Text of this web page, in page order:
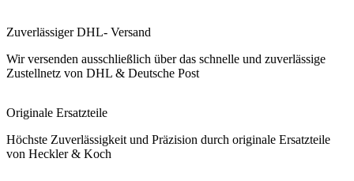
Zuverlässiger DHL- Versand
Wir versenden ausschließlich über das schnelle und zuverlässige
Zustellnetz von DHL & Deutsche Post
Originale Ersatzteile
Höchste Zuverlässigkeit und Präzision durch originale Ersatzteile
von Heckler & Koch